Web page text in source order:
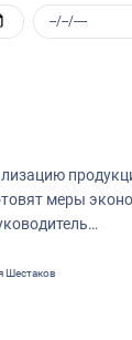
меры
Шестаков